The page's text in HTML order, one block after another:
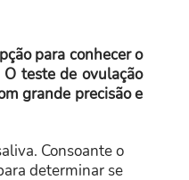
para conhecer o
teste de ovulação
grande precisão e
Consoante o
determinar se